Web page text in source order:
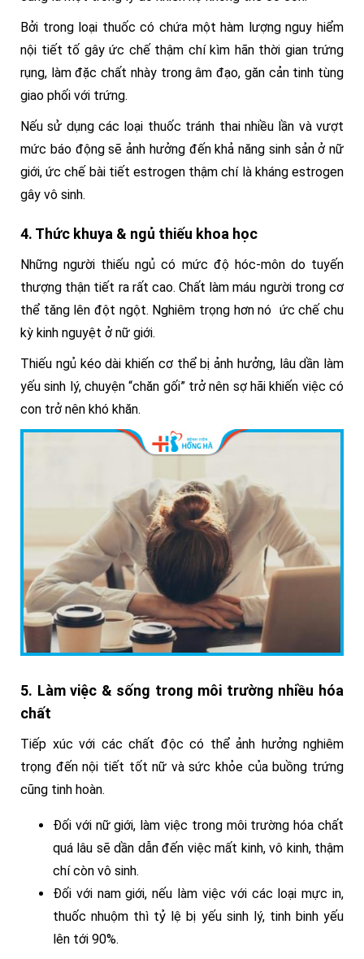
Bởi trong loại thuốc có chứa một hàm lượng nguy hiểm
nội tiết tố gây ức chế thậm chí kìm hãn thời gian trứng
rụng, làm đặc chất nhày trong âm đạo, găn cản tinh tùng
giao phối với trứng.
Nếu sử dụng các loại thuốc tránh thai nhiều lần và vượt
mức báo động sẽ ảnh hưởng đến khả năng sinh sản ở nữ
giới, ức chế bài tiết estrogen thậm chí là kháng estrogen
gây vô sinh.
4. Thức khuya & ngủ thiếu khoa học
Những người thiếu ngủ có mức độ hóc-môn do tuyến
thượng thận tiết ra rất cao. Chất làm máu người trong cơ
thể tăng lên đột ngột. Nghiêm trọng hơn nó ức chế chu
kỳ kinh nguyệt ở nữ giới.
Thiếu ngủ kéo dài khiến cơ thể bị ảnh hưởng, lâu dần làm
yếu sinh lý, chuyện “chăn gối” trở nên sợ hãi khiến việc có
con trở nên khó khăn.
5. Làm việc & sống trong môi trường nhiều hóa
chất
Tiếp xúc với các chất độc có thể ảnh hưởng nghiêm
trọng đến nội tiết tốt nữ và sức khỏe của buồng trứng
cũng tinh hoàn.
Đối với nữ giới, làm việc trong môi trường hóa chất
quá lâu sẽ dần dẫn đến việc mất kinh, vô kinh, thậm
chí còn vô sinh.
Đối với nam giới, nếu làm việc với các loại mực in,
thuốc nhuộm thì tỷ lệ bị yếu sinh lý, tinh binh yếu
lên tới 90%.